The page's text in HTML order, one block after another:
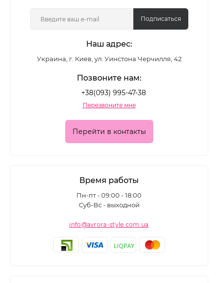
Подписаться
Наш адрес:
Украина, г. Киев, ул. Уинстона Черчилля, 42
Позвоните нам:
+38(093) 995-47-38
Перезвоните мне
Перейти в контакты
Время работы
Пн-пт - 09:00 - 18:00
Суб-Вс - выходной
info@avrora-style.com.ua